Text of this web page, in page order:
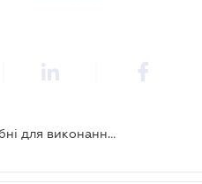
ВС вказав, які дозволи потрібні для виконання музичних творів в кафе